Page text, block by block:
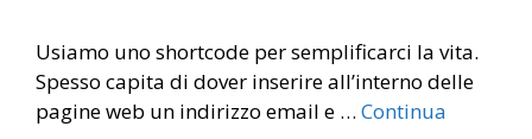
Usiamo uno shortcode per semplificarci la vita.
Spesso capita di dover inserire all’interno delle
pagine web un indirizzo email e … Continua